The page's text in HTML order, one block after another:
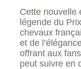
Cette nouvelle
légende du
chevaux
et de
offrant aux
peut suivre en